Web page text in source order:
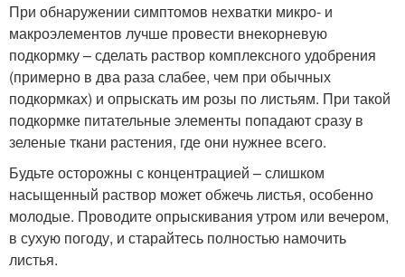
При обнаружении симптомов нехватки микро- и
макроэлементов лучше провести внекорневую
подкормку – сделать раствор комплексного удобрения
(примерно в два раза слабее, чем при обычных
подкормках) и опрыскать им розы по листьям. При такой
подкормке питательные элементы попадают сразу в
зеленые ткани растения, где они нужнее всего.
Будьте осторожны с концентрацией – слишком
насыщенный раствор может обжечь листья, особенно
молодые. Проводите опрыскивания утром или вечером,
в сухую погоду, и старайтесь полностью намочить
листья.